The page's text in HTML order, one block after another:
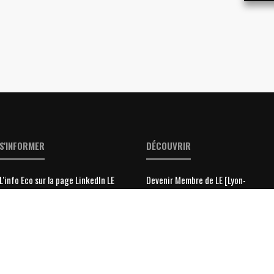
S'INFORMER
L'info Eco sur la page LinkedIn LE
DÉCOUVRIR
Devenir Membre de LE [Lyon-
Entreprises] ?